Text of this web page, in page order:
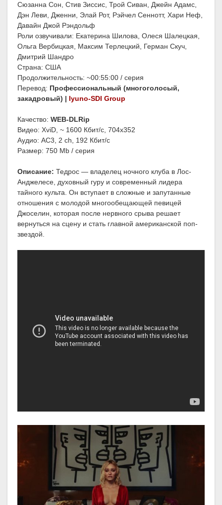
Сюзанна Сон, Стив Зиссис, Трой Сиван, Джейн Адамс,
Дэн Леви, Дженни, Элай Рот, Рэйчел Сеннотт, Хари Неф,
Давайн Джой Рэндольф
Роли озвучивали: Екатерина Шилова, Олеся Шалецкая,
Ольга Вербицкая, Максим Терлецкий, Герман Скуч,
Дмитрий Шандро
Страна: США
Продолжительность: ~00:55:00 / серия
Перевод: Профессиональный (многоголосый,
закадровый) | Iyuno-SDI Group
Качество: WEB-DLRip
Видео: XviD, ~ 1600 Кбит/с, 704x352
Аудио: AC3, 2 ch, 192 Кбит/с
Размер: 750 Mb / серия
Описание: Тедрос — владелец ночного клуба в Лос-
Анджелесе, духовный гуру и современный лидера
тайного культа. Он вступает в сложные и запутанные
отношения с молодой многообещающей певицей
Джоселин, которая после нервного срыва решает
вернуться на сцену и стать главной американской поп-
звездой.